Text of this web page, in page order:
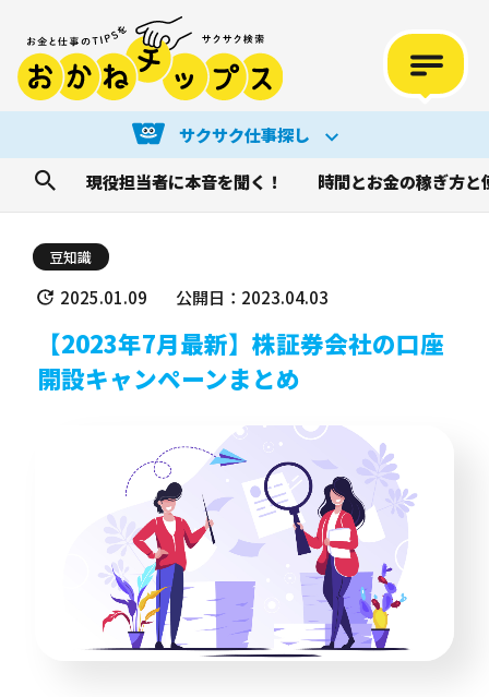
サクサク仕事探し
現役担当者に本音を聞く！
時間とお金の稼ぎ方と
豆知識
2025.01.09 公開日：2023.04.03
【2023年7月最新】株証券会社の口座
開設キャンペーンまとめ